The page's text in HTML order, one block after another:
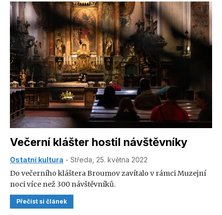
Večerní klášter hostil návštěvníky
Ostatní kultura - Středa, 25. května 2022
Do večerního kláštera Broumov zavítalo v rámci Muzejní
noci více než 300 návštěvníků.
Přečíst si článek